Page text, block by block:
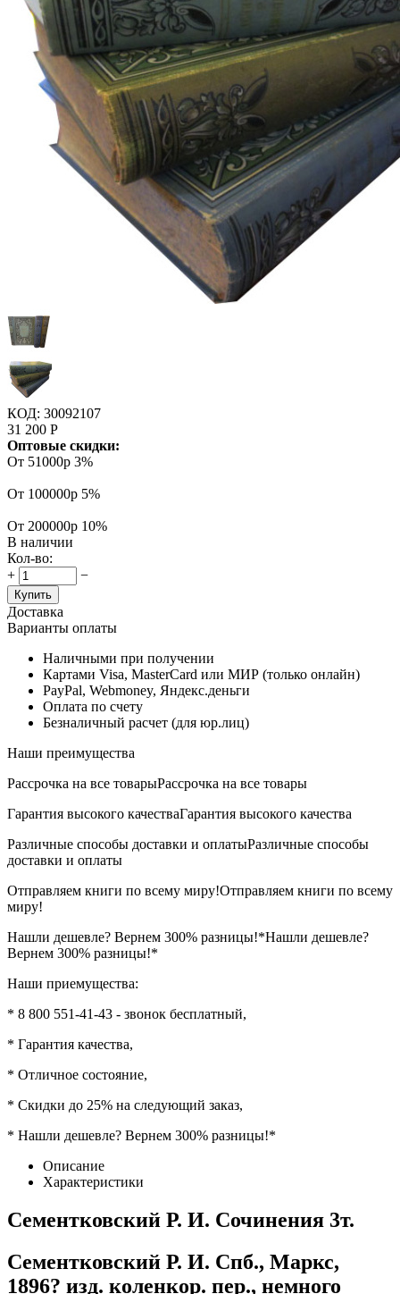
КОД: 30092107
31 200 Р
Оптовые скидки:
От 51000р 3%
От 100000р 5%
От 200000р 10%
В наличии
Кол-во:
+
−
Купить
Доставка
Варианты оплаты
Наличными при получении
Картами Visa, MasterCard или МИР (только онлайн)
PayPal, Webmoney, Яндекс.деньги
Оплата по счету
Безналичный расчет (для юр.лиц)
Наши преимущества
Рассрочка на все товарыРассрочка на все товары
Гарантия высокого качестваГарантия высокого качества
Различные способы доставки и оплатыРазличные способы
доставки и оплаты
Отправляем книги по всему миру!Отправляем книги по всему
миру!
Нашли дешевле? Вернем 300% разницы!*Нашли дешевле?
Вернем 300% разницы!*
Наши приемущества:
* 8 800 551-41-43 - звонок бесплатный,
* Гарантия качества,
* Отличное состояние,
* Скидки до 25% на следующий заказ,
* Нашли дешевле? Вернем 300% разницы!*
Описание
Характеристики
Сементковский Р. И. Сочинения 3т.
Сементковский Р. И. Спб., Маркс,
1896? изд. коленкор. пер., немного